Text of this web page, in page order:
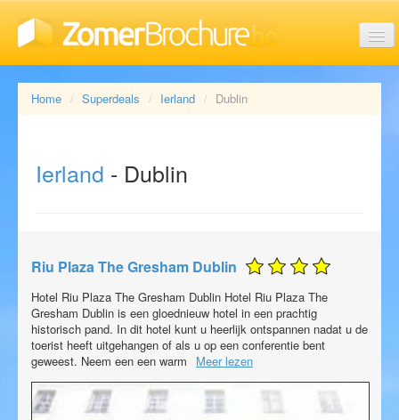
Last minute vakanties
Aanbiedingen
Soorten vakanties
Brochures
Home Superdeals Ierland Dublin
Ierland - Dublin
Riu Plaza The Gresham Dublin
Hotel Riu Plaza The Gresham Dublin Hotel Riu Plaza The
Gresham Dublin is een gloednieuw hotel in een prachtig
historisch pand. In dit hotel kunt u heerlijk ontspannen nadat u de
toerist heeft uitgehangen of als u op een conferentie bent
geweest. Neem een een warm
Meer lezen